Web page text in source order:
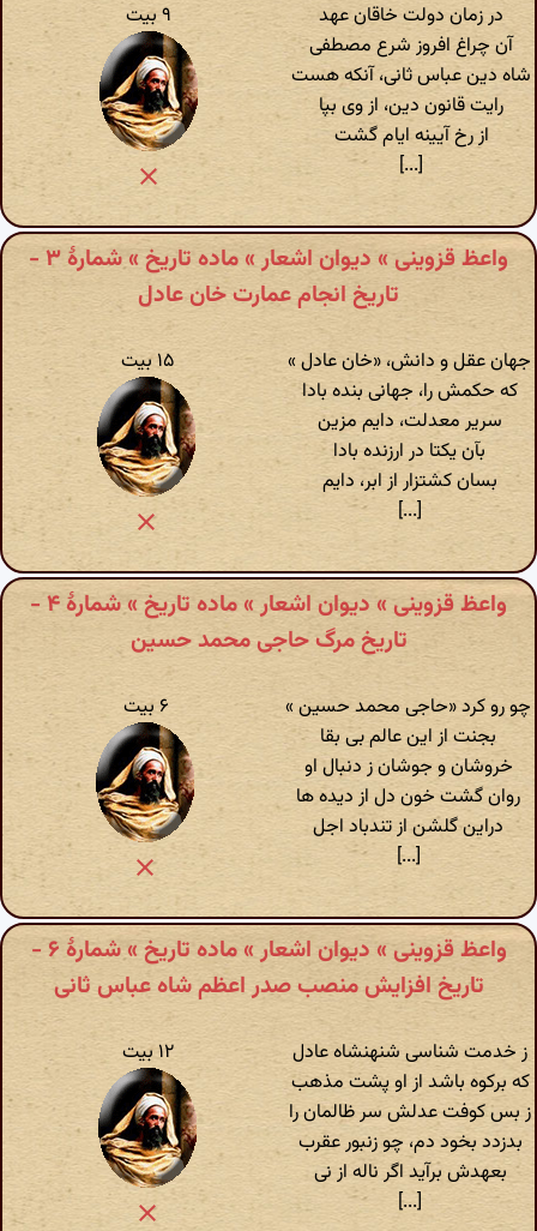
در زمان دولت خاقان عهد
آن چراغ افروز شرع مصطفی
شاه دین عباس ثانی، آنکه هست
رایت قانون دین، از وی بپا
از رخ آیینه ایام گشت
[...]
۹ بیت
واعظ قزوینی » دیوان اشعار » ماده تاریخ » شمارهٔ ۳ -
تاریخ انجام عمارت خان عادل
جهان عقل و دانش، «خان عادل »
که حکمش را، جهانی بنده بادا
سریر معدلت، دایم مزین
بآن یکتا در ارزنده بادا
بسان کشتزار از ابر، دایم
[...]
۱۵ بیت
واعظ قزوینی » دیوان اشعار » ماده تاریخ » شمارهٔ ۴ -
تاریخ مرگ حاجی محمد حسین
چو رو کرد «حاجی محمد حسین »
بجنت از این عالم بی بقا
خروشان و جوشان ز دنبال او
روان گشت خون دل از دیده ها
دراین گلشن از تندباد اجل
[...]
۶ بیت
واعظ قزوینی » دیوان اشعار » ماده تاریخ » شمارهٔ ۶ -
تاریخ افزایش منصب صدر اعظم شاه عباس ثانی
ز خدمت شناسی شنهنشاه عادل
که برکوه باشد از او پشت مذهب
ز بس کوفت عدلش سر ظالمان را
بدزدد بخود دم، چو زنبور عقرب
بعهدش برآید اگر ناله از نی
[...]
۱۲ بیت